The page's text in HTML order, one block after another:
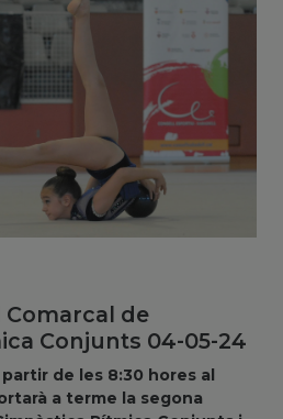
Comarcal de
Conjunts 04-05-24
de les 8:30 hores al
a terme la segona